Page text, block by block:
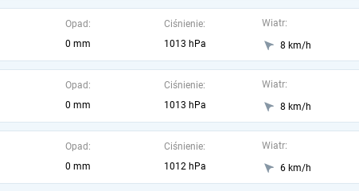
Opad:
0 mm
Ciśnienie:
1013 hPa
Wiatr:
8 km/h
Opad:
0 mm
Ciśnienie:
1013 hPa
Wiatr:
8 km/h
Opad:
0 mm
Ciśnienie:
1012 hPa
Wiatr:
6 km/h